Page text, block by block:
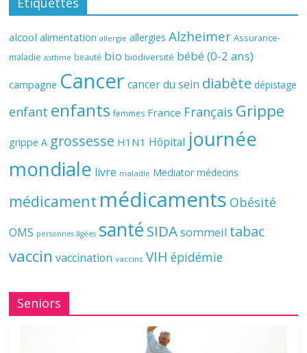
alcool alimentation allergie allergies Alzheimer Assurance-
maladie asthme beauté bio biodiversité bébé (0-2 ans)
campagne Cancer cancer du sein diabète dépistage
enfant enfants femmes France Français Grippe
grippe A grossesse H1N1 Hôpital journée
mondiale livre maladie Mediator médecins
médicament médicaments Obésité
OMS personnes âgées santé SIDAsommeil tabac
vaccin vaccination vaccins VIH épidémie
Seniors